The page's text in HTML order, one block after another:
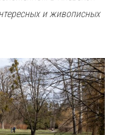
и живописных